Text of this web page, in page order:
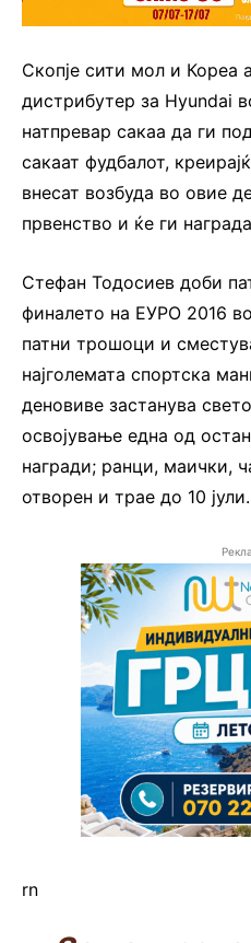
Скопје сити мол и Кореа
дистрибутер за Hyundai
натпревар сакаа да ги
сакаат фудбалот,
внесат возбуда во овие
првенство и ќе ги
Стефан Тодосиев доби
финалето на ЕУРО 2016
патни трошоци и
најголемата спортска
деновиве застанува
освојување една од
награди; ранци, маички,
отворен и трае до 10 јули.
rn